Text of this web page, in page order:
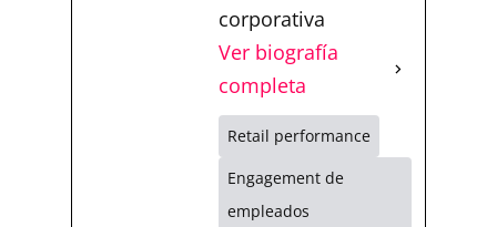
corporativa
Ver biografía
completa
Retail performance
Engagement de
empleados